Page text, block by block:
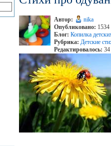
Автор:
nika
Опубликовано: 1534
Блог: Копилка
Рубрика: Детские
Редактировалось: